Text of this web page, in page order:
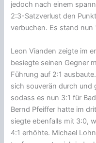
jedoch nach einem
2:3-Satzverlust den
verbuchen. Es stand nun
Leon Vianden zeigte im
besiegte seinen Gegner
Führung auf 2:1
sich souverän durch und
sodass es nun 3:1 für
Bernd Pfeiffer hatte im
siegte ebenfalls mit 3:0,
4:1 erhöhte. Michael